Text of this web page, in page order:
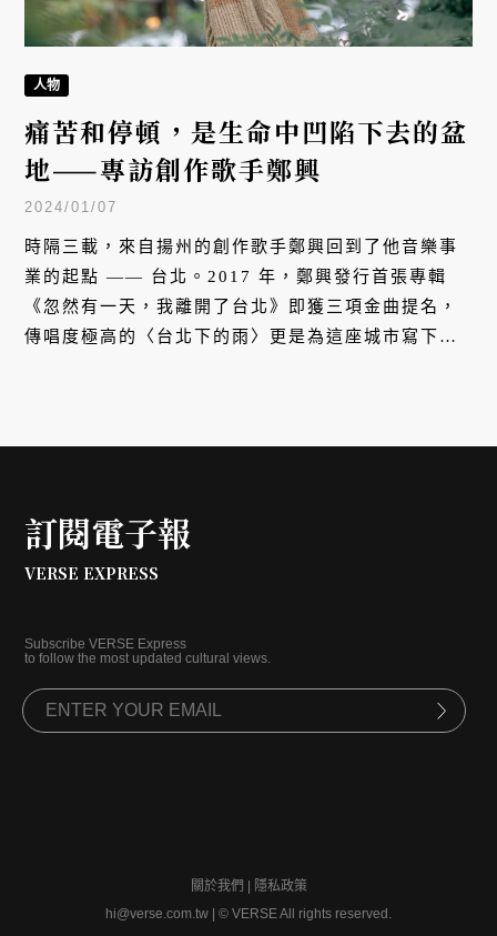
人物
痛苦和停頓，是生命中凹陷下去的盆
地——專訪創作歌手鄭興
2024/01/07
時隔三載，來自揚州的創作歌手鄭興回到了他音樂事
業的起點 —— 台北。2017 年，鄭興發行首張專輯
《忽然有一天，我離開了台北》即獲三項金曲提名，
傳唱度極高的〈台北下的雨〉更是為這座城市寫下令
訂閱電子報
VERSE EXPRESS
Subscribe VERSE Express
to follow the most updated cultural views.
關於我們
隱私政策
hi@verse.com.tw
© VERSE All rights reserved.